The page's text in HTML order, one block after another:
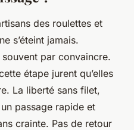
des roulettes et
s’éteint jamais.
par convaincre.
étape jurent qu’elles
La liberté sans filet,
passage rapide et
crainte. Pas de retour